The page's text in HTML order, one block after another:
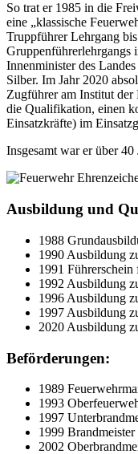
So trat er 1985 in die
eine „klassische
Truppführer Lehrgang
Gruppenführerlehrgangs
Innenminister des
Silber. Im Jahr 2020
Zugführer am Institut der
die Qualifikation, einen
Einsatzkräfte) im
Insgesamt war er über
Ausbildung und
1988
1990 Ausbildung
1991
1992 Ausbildung
1996 Ausbildung
1997 Ausbildung
2020 Ausbildung
Beförderungen:
1989
1993
1997
1999 Brandmeister
2002